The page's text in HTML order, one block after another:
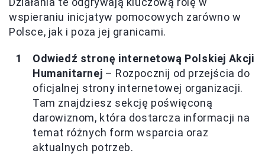
wspieraniu inicjatyw pomocowych zarówno w
Polsce, jak i poza jej granicami.
Odwiedź stronę internetową Polskiej Akcji
Humanitarnej – Rozpocznij od przejścia do
oficjalnej strony internetowej organizacji.
Tam znajdziesz sekcję poświęconą
darowiznom, która dostarcza informacji na
temat różnych form wsparcia oraz
aktualnych potrzeb.